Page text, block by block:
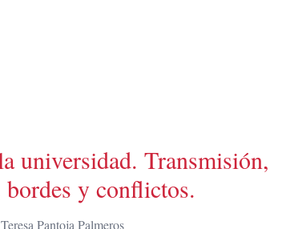
universidad. Transmisión,
bordes y conflictos.
Pantoja Palmeros